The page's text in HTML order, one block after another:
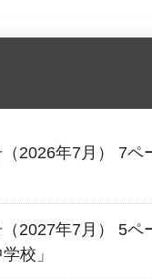
2026年7月） 7ペ
2027年7月） 5ペ
校」